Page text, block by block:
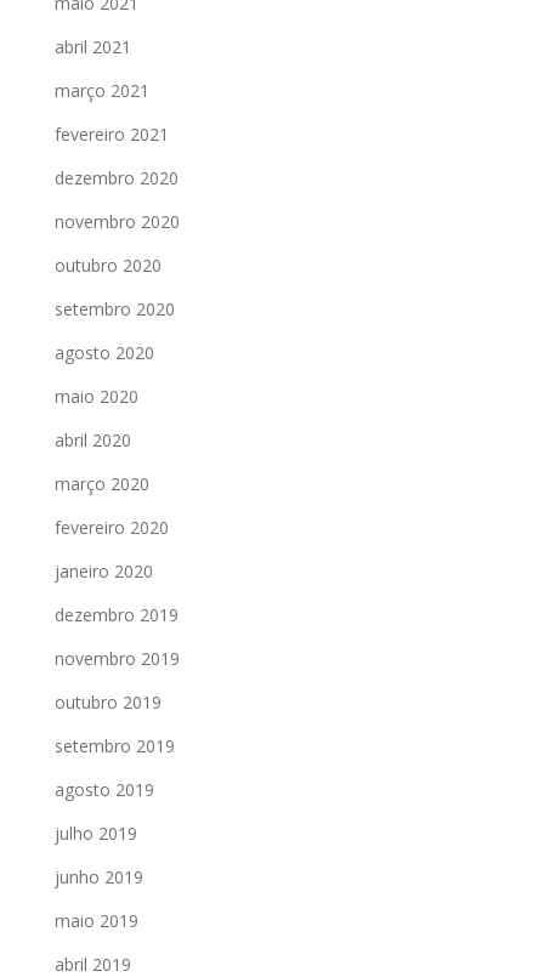
abril 2021
março 2021
fevereiro 2021
dezembro 2020
novembro 2020
outubro 2020
setembro 2020
agosto 2020
maio 2020
abril 2020
março 2020
fevereiro 2020
janeiro 2020
dezembro 2019
novembro 2019
outubro 2019
setembro 2019
agosto 2019
julho 2019
junho 2019
maio 2019
abril 2019